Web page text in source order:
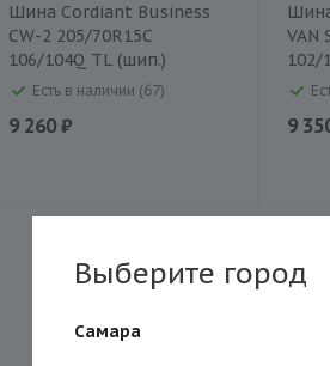
Шина Cordiant Business
CW-2 205/70R15C
106/104Q TL (шип.)
Есть в наличии (67)
9 260 ₽
VAN
102/
9
Выберите город
Самара